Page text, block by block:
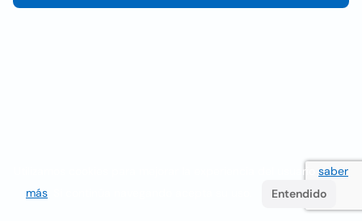
Utilizamos cookies para mejorar la experiencia del usuario saber
más
Entendido